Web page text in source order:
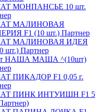
МОНПАНСЬЕ 10 шт.
МАЛИНОВАЯ
F1 (10 шт.) Партнер
МАЛИНОВАЯ ИДЕЯ
шт.) Партнер
НАША МАША ^(10шт)
ПИКАДОР F1 0,05 г.
ПИНК ИНТУИШН F1 5